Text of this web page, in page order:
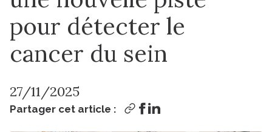
pour détecter le
cancer du sein
27/11/2025
Partager cet article :